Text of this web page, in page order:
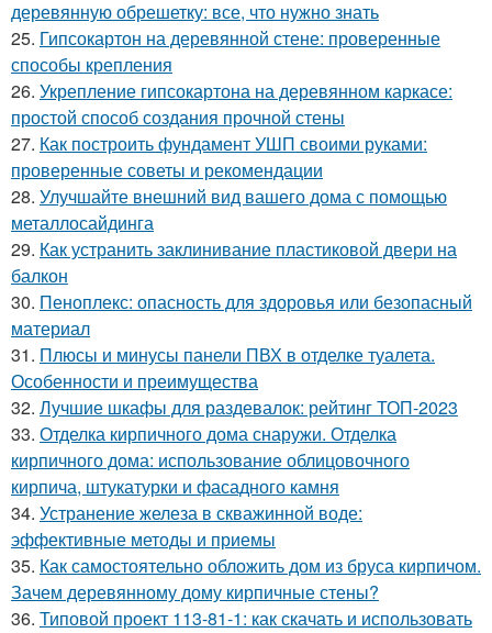
деревянную обрешетку: все, что нужно знать
25. Гипсокартон на деревянной стене: проверенные
способы крепления
26. Укрепление гипсокартона на деревянном каркасе:
простой способ создания прочной стены
27. Как построить фундамент УШП своими руками:
проверенные советы и рекомендации
28. Улучшайте внешний вид вашего дома с помощью
металлосайдинга
29. Как устранить заклинивание пластиковой двери на
балкон
30. Пеноплекс: опасность для здоровья или безопасный
материал
31. Плюсы и минусы панели ПВХ в отделке туалета.
Особенности и преимущества
32. Лучшие шкафы для раздевалок: рейтинг ТОП-2023
33. Отделка кирпичного дома снаружи. Отделка
кирпичного дома: использование облицовочного
кирпича, штукатурки и фасадного камня
34. Устранение железа в скважинной воде:
эффективные методы и приемы
35. Как самостоятельно обложить дом из бруса кирпичом.
Зачем деревянному дому кирпичные стены?
36. Типовой проект 113-81-1: как скачать и использовать